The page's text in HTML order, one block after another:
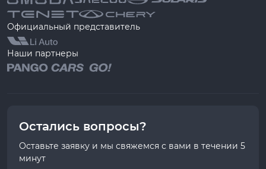
Официальный представитель
Наши партнеры
Остались вопросы?
Оставьте заявку и мы свяжемся с вами в течении 5
минут